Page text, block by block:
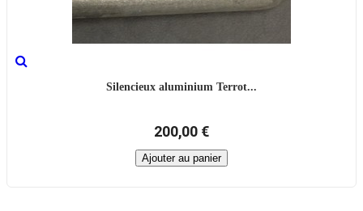
Silencieux aluminium Terrot...
200,00 €
Ajouter au panier